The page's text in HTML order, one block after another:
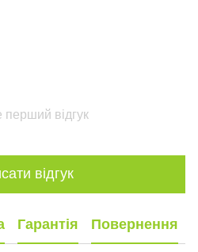
перший відгук
відгук
Гарантія Повернення